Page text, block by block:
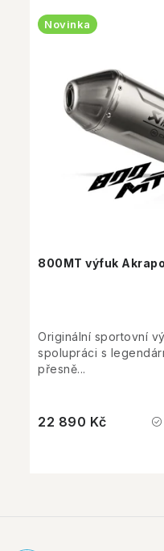
800MT výfuk
Novinka
22 890 Kč
Originální sportovní
spolupráci s
přesně...